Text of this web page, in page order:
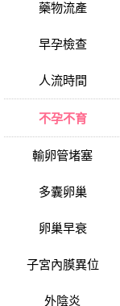
藥物流產
早孕檢查
人流時間
不孕不育
輸卵管堵塞
多囊卵巢
卵巢早衰
子宮內膜異位
外陰炎